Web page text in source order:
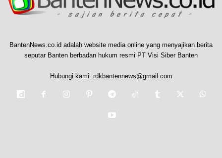
BantenNews.co.id adalah website media online yang menyajikan berita
seputar Banten berbadan hukum resmi PT Visi Siber Banten
Hubungi kami: rdkbantennews@gmail.com